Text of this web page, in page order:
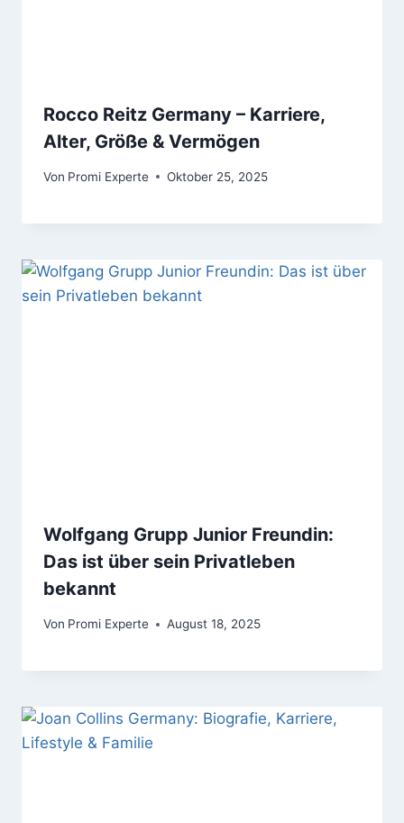
Rocco Reitz Germany – Karriere,
Alter, Größe & Vermögen
Von Promi Experte Oktober 25, 2025
Wolfgang Grupp Junior Freundin:
Das ist über sein Privatleben
bekannt
Von Promi Experte August 18, 2025